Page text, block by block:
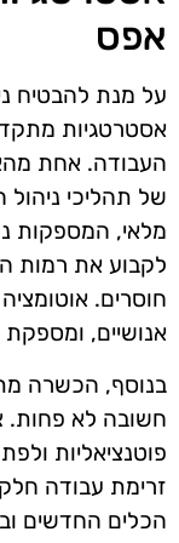
אפס
על מנת להבטיח
אסטרטגיות
העבודה. אחת
של תהליכי ניהול
מלאי, המספקות
לקבוע את רמות
חוסרים.
אנושיים,
בנוסף, הכשרה
חשובה לא פחות.
פוטנציאליות
זרימת עבודה
הכלים החדשים